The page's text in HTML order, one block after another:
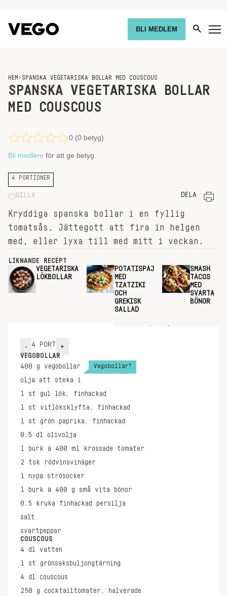
BLI MEDLEM
HEM › SPANSKA VEGETARISKA BOLLAR MED COUSCOUS
SPANSKA VEGETARISKA BOLLAR
MED COUSCOUS
0 (0 betyg)
Bli medlem för att ge betyg
4 PORTIONER
GILLA DELA
Kryddiga spanska bollar i en fyllig
tomatsås. Jättegott att fira in helgen
med, eller lyxa till med mitt i veckan.
LIKNANDE RECEPT
VEGETARISKA
LÖKBOLLAR
POTATISPAJ
MED
TZATZIKI
OCH
GREKISK
SALLAD
SMASH
TACOS
MED
SVARTA
BÖNOR
- 4 PORT +
VEGOBOLLAR
400 g vegobollar Vegobollar?
olja att steka i
1 st
gul lök, finhackad
1 st
vitlöksklyfta, finhackad
1 st
grön paprika, finhackad
0.5 dl
olivolja
1
burk à 400 ml
krossade tomater
2 tsk
rödvinsvinäger
1 nypa
strösocker
1
burk à 400 g
små vita bönor
0.5
kruka
finhackad persilja
salt
svartpeppar
COUSCOUS
4 dl
vatten
1 st
grönsaksbuljongtärning
4 dl
couscous
250 g
cocktailtomater, halverade